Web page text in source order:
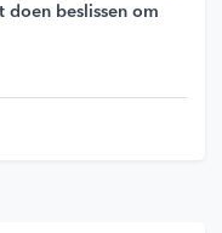
beslissen om